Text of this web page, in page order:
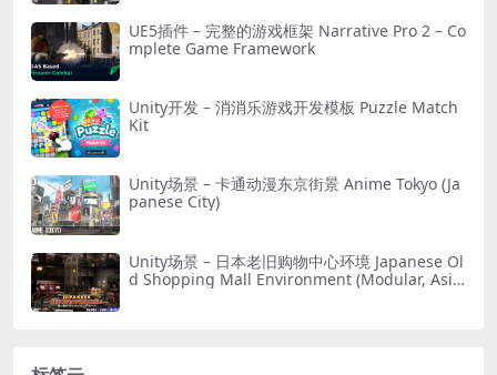
UE5插件 – 完整的游戏框架 Narrative Pro 2 – Co
mplete Game Framework
Unity开发 – 消消乐游戏开发模板 Puzzle Match
Kit
Unity场景 – 卡通动漫东京街景 Anime Tokyo (Ja
panese City)
Unity场景 – 日本老旧购物中心环境 Japanese Ol
d Shopping Mall Environment (Modular, Asia